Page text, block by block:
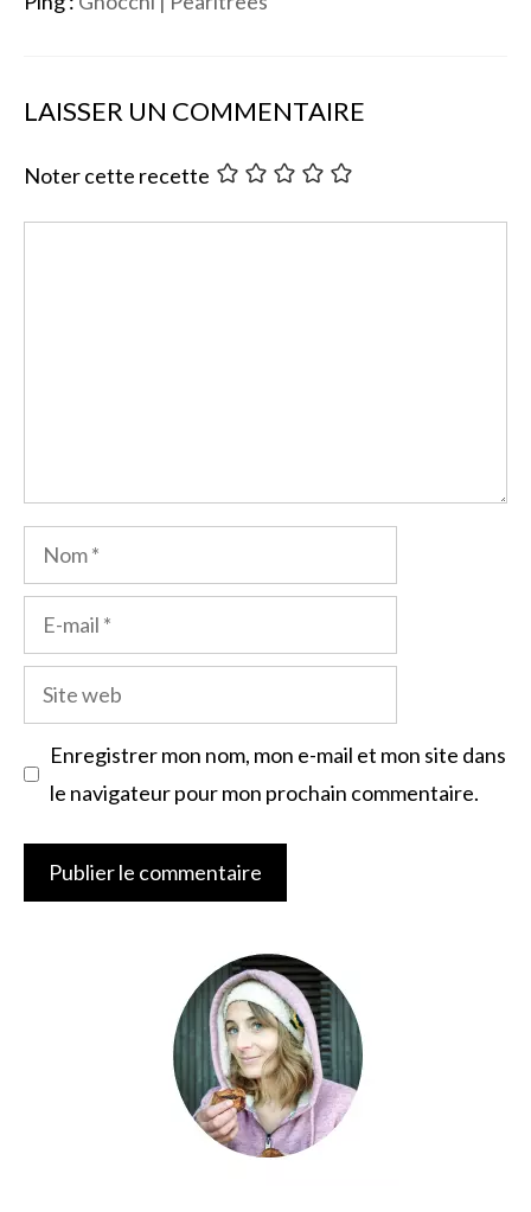
LAISSER UN COMMENTAIRE
Noter cette recette
Nom
mail
Site
web
Enregistrer mon nom, mon e-mail et mon site dans
le navigateur pour mon prochain commentaire.